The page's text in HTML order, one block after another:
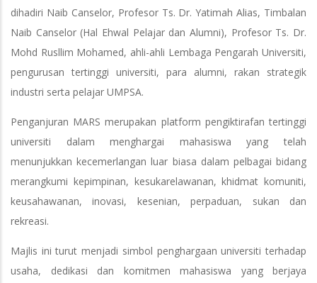
dihadiri Naib Canselor, Profesor Ts. Dr. Yatimah Alias, Timbalan
Naib Canselor (Hal Ehwal Pelajar dan Alumni), Profesor Ts. Dr.
Mohd Rusllim Mohamed, ahli-ahli Lembaga Pengarah Universiti,
pengurusan tertinggi universiti, para alumni, rakan strategik
industri serta pelajar UMPSA.
Penganjuran MARS merupakan platform pengiktirafan tertinggi
universiti dalam menghargai mahasiswa yang telah
menunjukkan kecemerlangan luar biasa dalam pelbagai bidang
merangkumi kepimpinan, kesukarelawanan, khidmat komuniti,
keusahawanan, inovasi, kesenian, perpaduan, sukan dan
rekreasi.
Majlis ini turut menjadi simbol penghargaan universiti terhadap
usaha, dedikasi dan komitmen mahasiswa yang berjaya